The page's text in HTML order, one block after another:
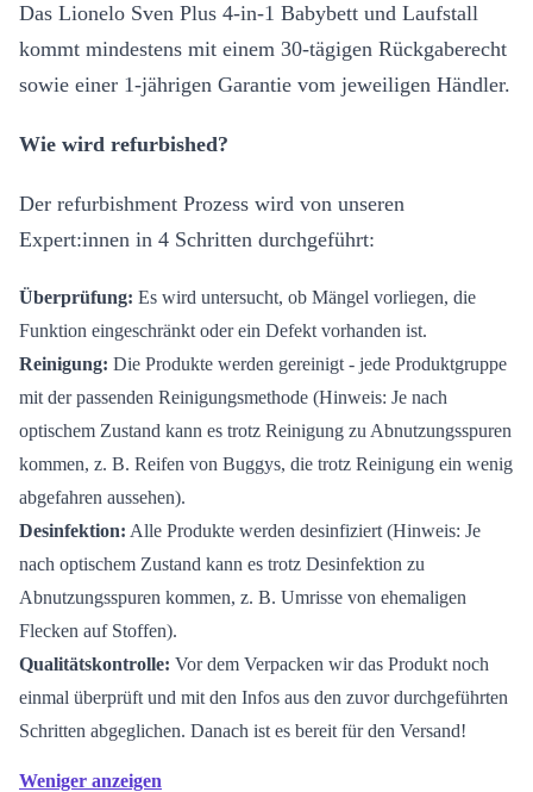
Das Lionelo Sven Plus 4-in-1 Babybett und Laufstall
kommt mindestens mit einem 30-tägigen Rückgaberecht
sowie einer 1-jährigen Garantie vom jeweiligen Händler.
Wie wird refurbished?
Der refurbishment Prozess wird von unseren
Expert:innen in 4 Schritten durchgeführt:
Überprüfung: Es wird untersucht, ob Mängel vorliegen, die
Funktion eingeschränkt oder ein Defekt vorhanden ist.
Reinigung: Die Produkte werden gereinigt - jede Produktgruppe
mit der passenden Reinigungsmethode (Hinweis: Je nach
optischem Zustand kann es trotz Reinigung zu Abnutzungsspuren
kommen, z. B. Reifen von Buggys, die trotz Reinigung ein wenig
abgefahren aussehen).
Desinfektion: Alle Produkte werden desinfiziert (Hinweis: Je
nach optischem Zustand kann es trotz Desinfektion zu
Abnutzungsspuren kommen, z. B. Umrisse von ehemaligen
Flecken auf Stoffen).
Qualitätskontrolle: Vor dem Verpacken wir das Produkt noch
einmal überprüft und mit den Infos aus den zuvor durchgeführten
Schritten abgeglichen. Danach ist es bereit für den Versand!
Weniger anzeigen